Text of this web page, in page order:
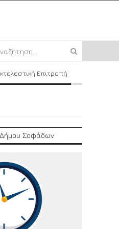
Επιτροπή
Δήμου Σοφάδων